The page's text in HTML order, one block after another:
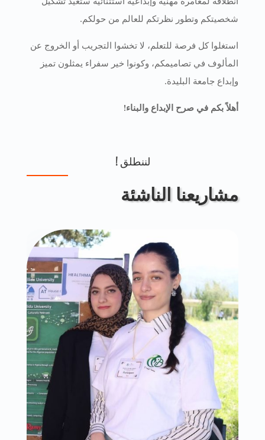
شخصيتكم وتطور نظرتكم للعالم من حولكم.
استغلوا كل فرصة للتعلم، لا تخشوا التجريب أو الخروج عن
المألوف في تصاميمكم، وكونوا خير سفراء يمثلون تميز
وإبداع جامعة البليدة.
أهلاً بكم في صرح الإبداع والبناء!
لننطلق !
مشاريعنا الناشئة